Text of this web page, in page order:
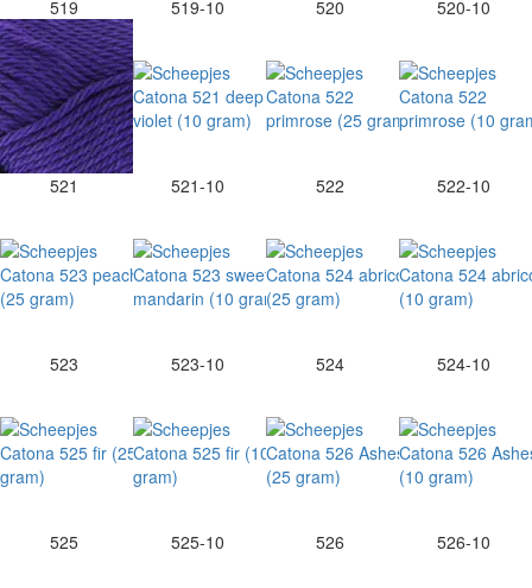
519 519-10 520 520-10
521 521-10 522 522-10
523 523-10 524 524-10
525 525-10 526 526-10